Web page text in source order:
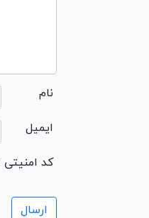
نام
ایمیل
* کد امنیتی